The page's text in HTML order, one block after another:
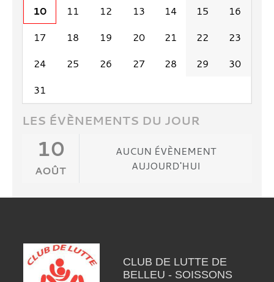
10
11 12 13 14 15
16
17
18 19 20 21 22
23
24
25 26 27 28 29
30
31
LES ÉVÈNEMENTS DU JOUR
10
AOÛT
AUCUN ÉVÈNEMENT
AUJOURD'HUI
CLUB DE LUTTE DE
BELLEU - SOISSONS